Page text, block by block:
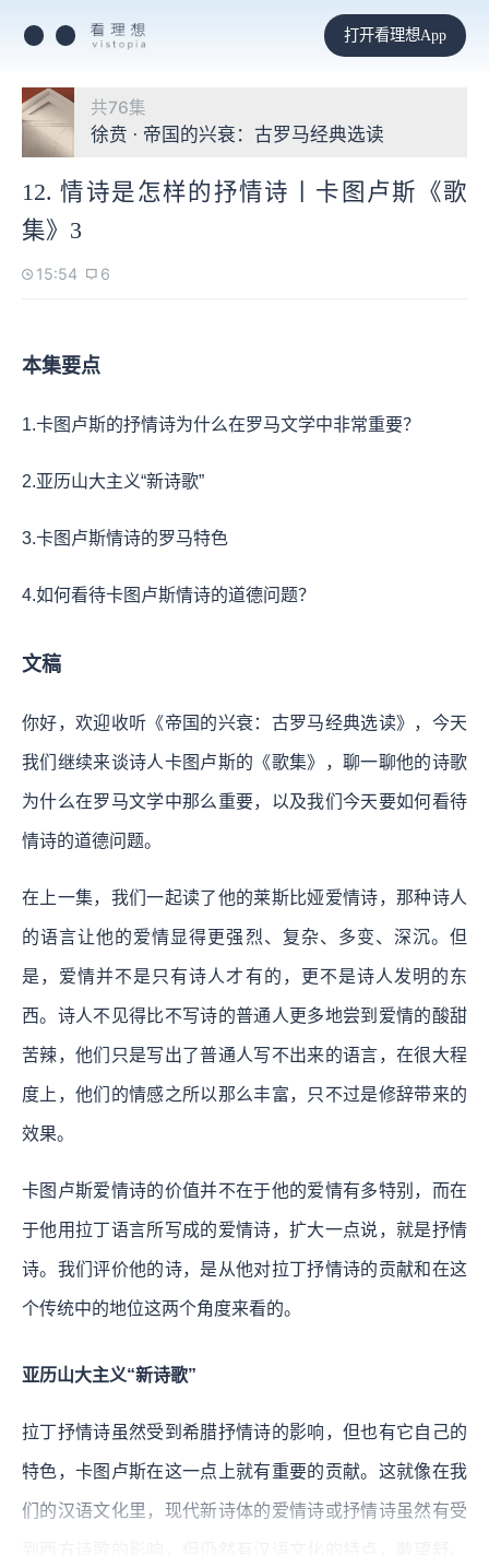
打开看理想App
共76集
徐贲 · 帝国的兴衰：古罗马经典选读
12. 情诗是怎样的抒情诗丨卡图卢斯《歌
集》3
15:54 6
本集要点
1.卡图卢斯的抒情诗为什么在罗马文学中非常重要？
2.亚历山大主义“新诗歌”
3.卡图卢斯情诗的罗马特色
4.如何看待卡图卢斯情诗的道德问题？
文稿
你好，欢迎收听《帝国的兴衰：古罗马经典选读》，今天
我们继续来谈诗人卡图卢斯的《歌集》，聊一聊他的诗歌
为什么在罗马文学中那么重要，以及我们今天要如何看待
情诗的道德问题。
在上一集，我们一起读了他的莱斯比娅爱情诗，那种诗人
的语言让他的爱情显得更强烈、复杂、多变、深沉。但
是，爱情并不是只有诗人才有的，更不是诗人发明的东
西。诗人不见得比不写诗的普通人更多地尝到爱情的酸甜
苦辣，他们只是写出了普通人写不出来的语言，在很大程
度上，他们的情感之所以那么丰富，只不过是修辞带来的
效果。
卡图卢斯爱情诗的价值并不在于他的爱情有多特别，而在
于他用拉丁语言所写成的爱情诗，扩大一点说，就是抒情
诗。我们评价他的诗，是从他对拉丁抒情诗的贡献和在这
个传统中的地位这两个角度来看的。
亚历山大主义“新诗歌”
拉丁抒情诗虽然受到希腊抒情诗的影响，但也有它自己的
特色，卡图卢斯在这一点上就有重要的贡献。这就像在我
们的汉语文化里，现代新诗体的爱情诗或抒情诗虽然有受